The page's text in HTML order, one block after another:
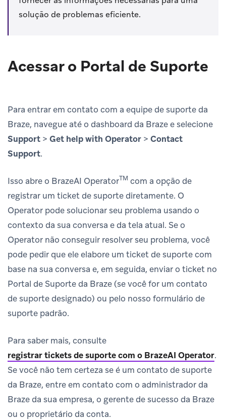
solução de problemas eficiente.
Acessar o Portal de Suporte
Para entrar em contato com a equipe de suporte da
Braze, navegue até o dashboard da Braze e selecione
Support > Get help with Operator > Contact
Support.
Isso abre o BrazeAI OperatorTM com a opção de
registrar um ticket de suporte diretamente. O
Operator pode solucionar seu problema usando o
contexto da sua conversa e da tela atual. Se o
Operator não conseguir resolver seu problema, você
pode pedir que ele elabore um ticket de suporte com
base na sua conversa e, em seguida, enviar o ticket no
Portal de Suporte da Braze (se você for um contato
de suporte designado) ou pelo nosso formulário de
suporte padrão.
Para saber mais, consulte
registrar tickets de suporte com o BrazeAI Operator.
Se você não tem certeza se é um contato de suporte
da Braze, entre em contato com o administrador da
Braze da sua empresa, o gerente de sucesso da Braze
ou o proprietário da conta.